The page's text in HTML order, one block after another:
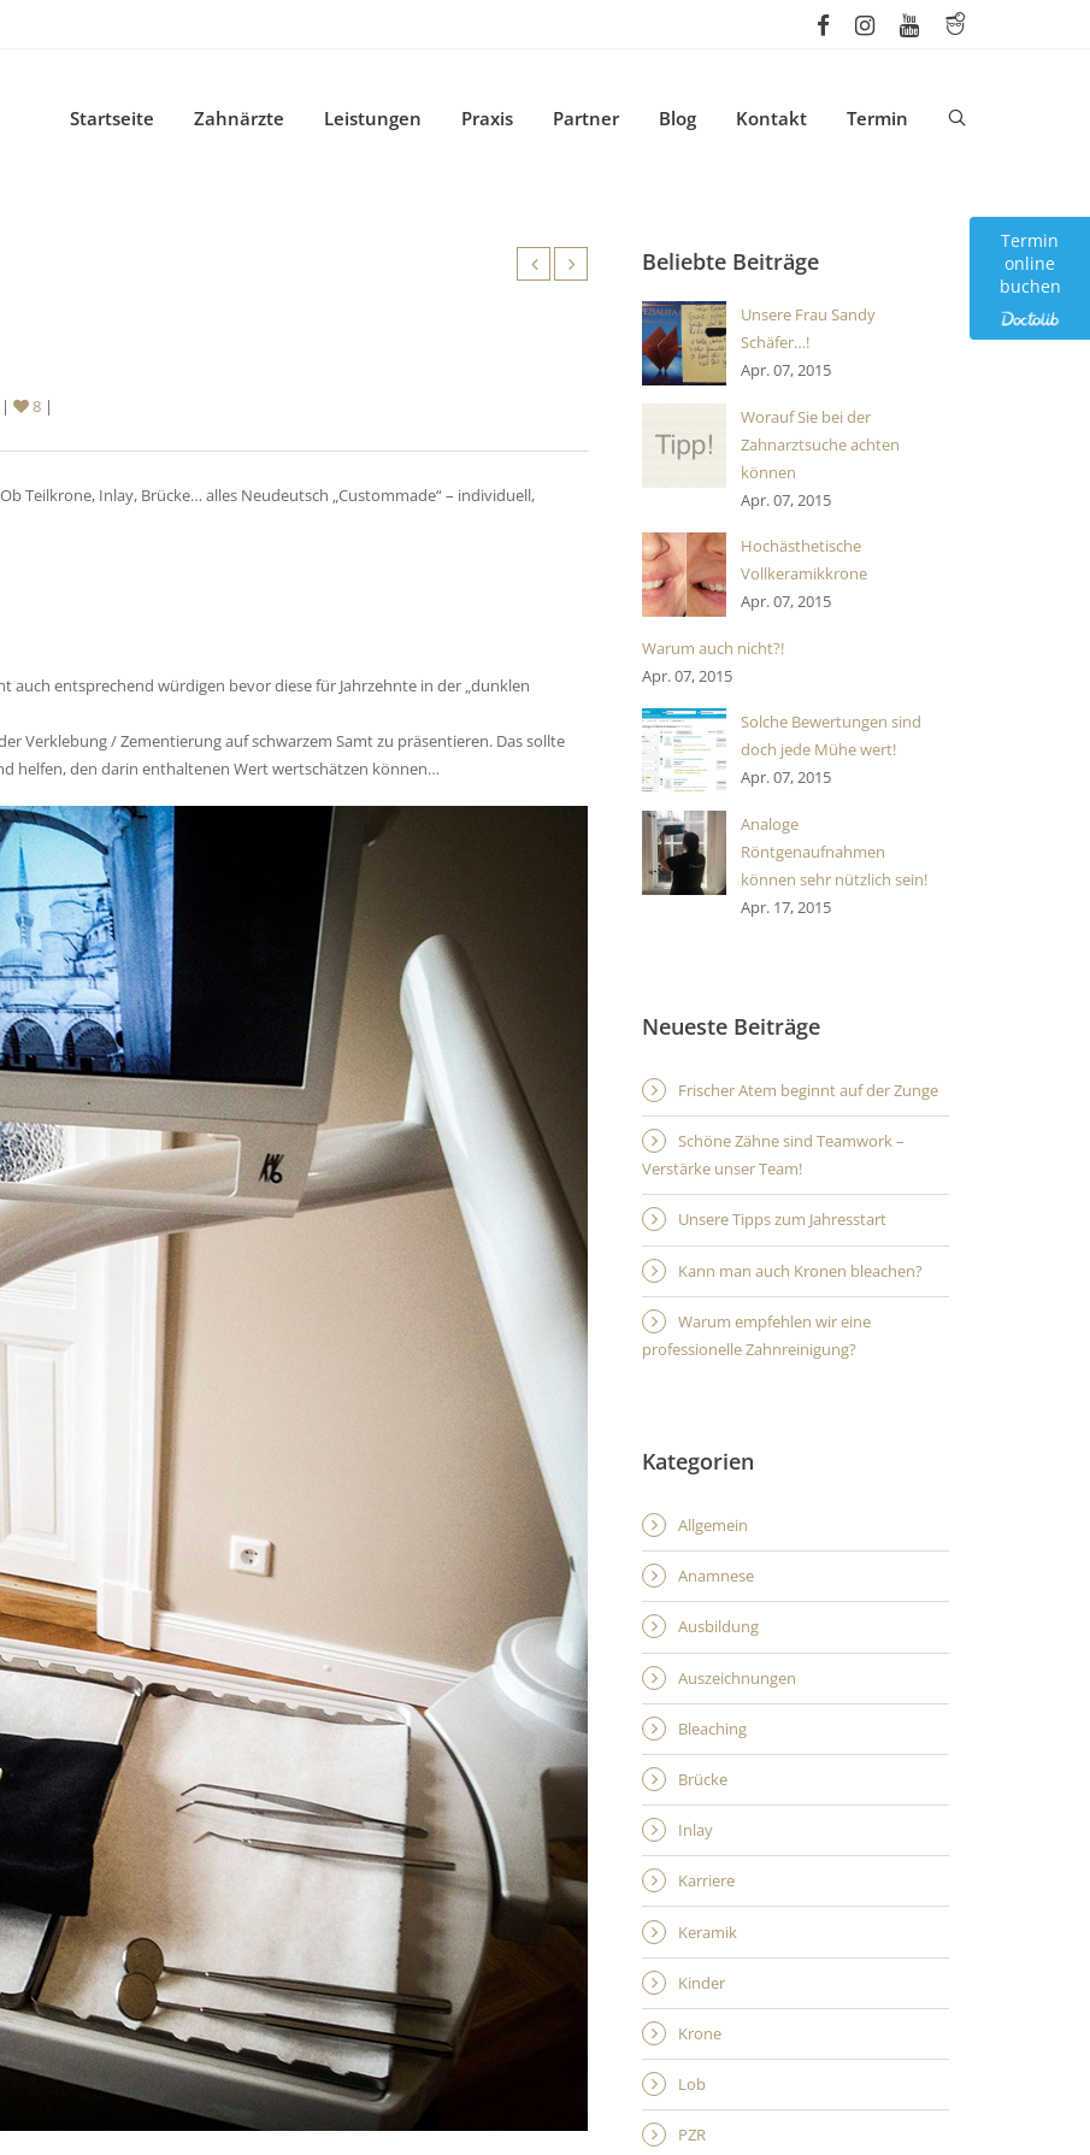
Termin
online
buchen
Startseite Zahnärzte Leistungen Praxis Partner Blog Kontakt Termin
| 8 |
Teilkrone, Inlay, Brücke… alles Neudeutsch „Custommade“ – individuell,
auch entsprechend würdigen bevor diese für Jahrzehnte in der „dunklen
Verklebung / Zementierung auf schwarzem Samt zu präsentieren. Das sollte
helfen, den darin enthaltenen Wert wertschätzen können…
Beliebte Beiträge
Unsere Frau Sandy
Schäfer…!
Apr. 07, 2015
Worauf Sie bei der
Zahnarztsuche achten
können
Apr. 07, 2015
Hochästhetische
Vollkeramikkrone
Apr. 07, 2015
Warum auch nicht?!
Apr. 07, 2015
Solche Bewertungen sind
doch jede Mühe wert!
Apr. 07, 2015
Analoge
Röntgenaufnahmen
können sehr nützlich sein!
Apr. 17, 2015
Neueste Beiträge
Frischer Atem beginnt auf der Zunge
Schöne Zähne sind Teamwork –
Verstärke unser Team!
Unsere Tipps zum Jahresstart
Kann man auch Kronen bleachen?
Warum empfehlen wir eine
professionelle Zahnreinigung?
Kategorien
Allgemein
Anamnese
Ausbildung
Auszeichnungen
Bleaching
Brücke
Inlay
Karriere
Keramik
Kinder
Krone
Lob
PZR